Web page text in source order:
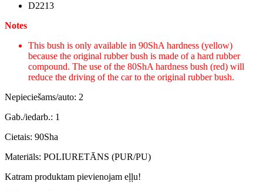
D2213
Notes
This bush is only available in 90ShA hardness (yellow)
because the original rubber bush is made of a hard rubber
compound. The use of the 80ShA hardness bush (red) will
reduce the driving of the car to the original rubber bush.
Nepieciešams/auto: 2
Gab./iedarb.: 1
Cietais: 90Sha
Materiāls: POLIURETĀNS (PUR/PU)
Katram produktam pievienojam eļļu!